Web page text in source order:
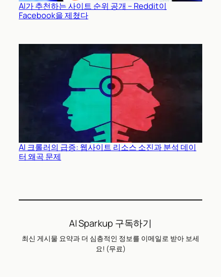
AI가 추천하는 사이트 순위 공개 – Reddit이
Facebook을 제쳤다
AI 크롤러의 급증: 웹사이트 리소스 소진과 분석 데이
터 왜곡 문제
AI Sparkup 구독하기
최신 게시물 요약과 더 심층적인 정보를 이메일로 받아 보세
요! (무료)